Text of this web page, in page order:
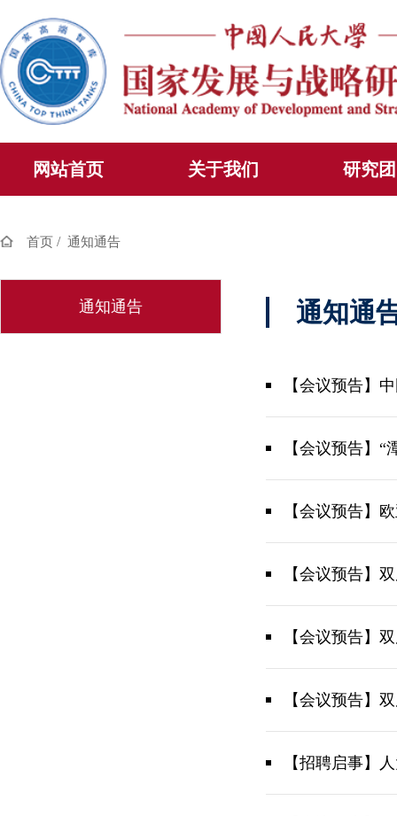
网站首页 关于我们 研究
首页 / 通知通告
通知通告 通知通
【会议预告】
【会议预告】
【会议预告】
【会议预告】
【会议预告】
【会议预告】
范式
【招聘启事】